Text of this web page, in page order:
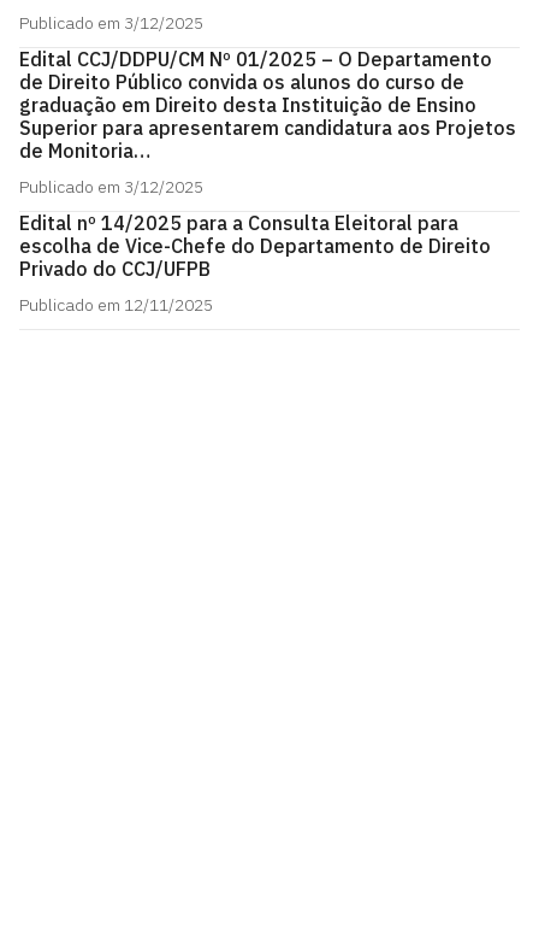
Publicado em 3/12/2025
Edital CCJ/DDPU/CM Nº 01/2025 – O Departamento
de Direito Público convida os alunos do curso de
graduação em Direito desta Instituição de Ensino
Superior para apresentarem candidatura aos Projetos
de Monitoria…
Publicado em 3/12/2025
Edital nº 14/2025 para a Consulta Eleitoral para
escolha de Vice-Chefe do Departamento de Direito
Privado do CCJ/UFPB
Publicado em 12/11/2025